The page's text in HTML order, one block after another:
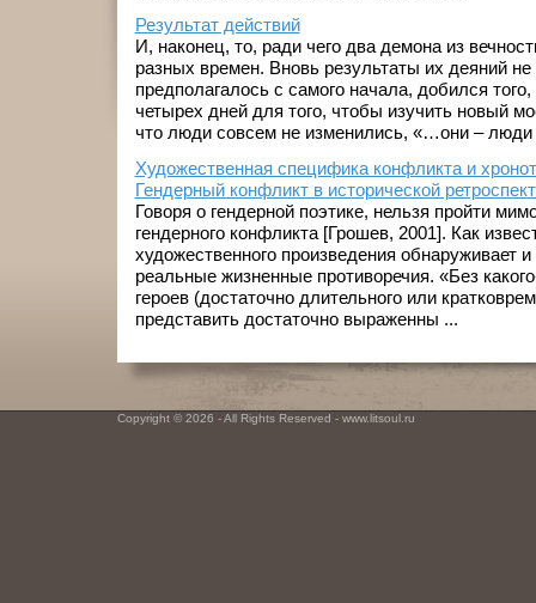
Результат действий
И, наконец, то, ради чего два демона из
разных времен. Вновь результаты их деяний
предполагалось с самого начала, добился
четырех дней для того, чтобы изучить новый
что люди совсем не изменились, «…они –
Художественная специфика конфликта и
Гендерный конфликт в исторической
Говоря о гендерной поэтике, нельзя пройти
гендерного конфликта [Грошев, 2001]. Как
художественного произведения обнаруживает
реальные жизненные противоречия. «Без
героев (достаточно длительного или
представить достаточно выраженны ...
Copyright © 2026 - All Rights Reserved - www.litsoul.ru